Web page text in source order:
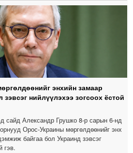
энхийн замаар
нийлүүлэхээ зогсоох ёстой
сайд Александр Грушко 8-р сарын 6-нд
Орос-Украины мөргөлдөөнийг энх
байгаа бол Украинд зэвсэг
гэв.